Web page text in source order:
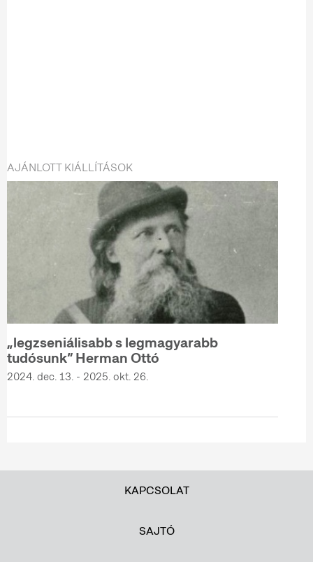
AJÁNLOTT KIÁLLÍTÁSOK
„legzseniálisabb s legmagyarabb
tudósunk” Herman Ottó
2024. dec. 13. - 2025. okt. 26.
KAPCSOLAT
SAJTÓ